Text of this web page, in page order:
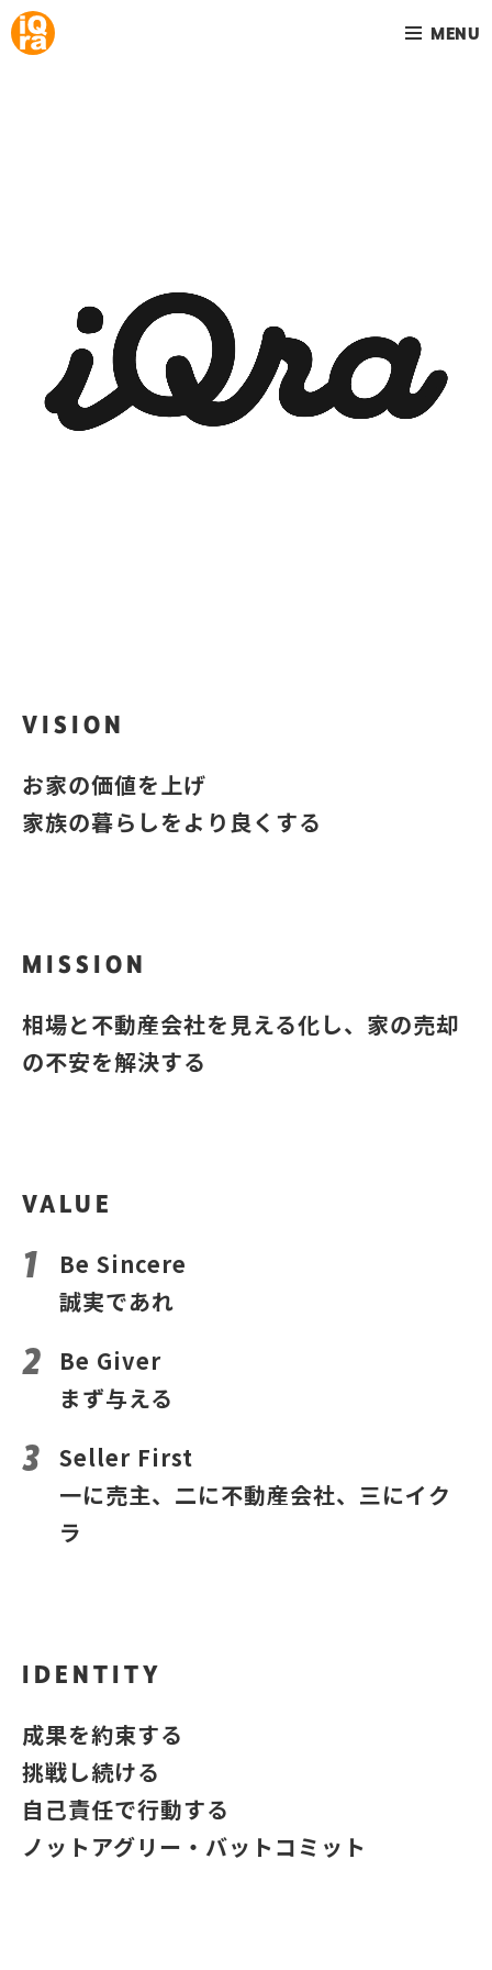
MENU
VISION
お家の価値を上げ
家族の暮らしをより良くする
MISSION
相場と不動産会社を見える化し、家の売却
の不安を解決する
VALUE
Be Sincere
誠実であれ
Be Giver
まず与える
Seller First
一に売主、二に不動産会社、三にイク
ラ
IDENTITY
成果を約束する
挑戦し続ける
自己責任で行動する
ノットアグリー・バットコミット